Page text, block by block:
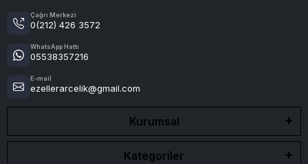
Çağrı Merkezi
0(212) 426 3572
WhatsApp Hattı
05538357216
E-mail
ezellerarcelik@gmail.com
Kurumsal
Kategoriler